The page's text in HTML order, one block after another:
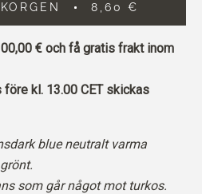
8,60 €
€och få gratis frakt inom
kl. 13.00 CET skickas
blue neutralt varma
som går något mot turkos.